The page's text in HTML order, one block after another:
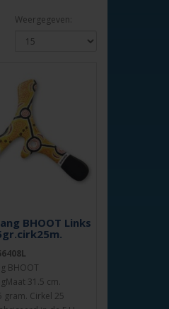
Weergegeven:
BHOOT Links
BHOOT
31.5 cm.
gram. Cirkel 25